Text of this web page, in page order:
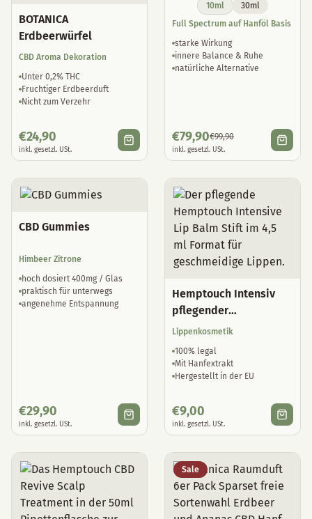
BOTANICA
Erdbeerwürfel
CBD Aroma Dekoration
Unter 0,2% THC
Fruchtiger Erdbeerduft
Nicht zum Verzehr
€24,90
inkl. gesetzl. USt.
10ml
30ml
Full Spectrum auf Hanföl Basis
starke Wirkung
innere Balance & Ruhe
natürliche Alternative
€79,90€99,90
inkl. gesetzl. USt.
CBD Gummies
Himbeer Zitrone
hoch dosiert 400mg / Glas
praktisch für unterwegs
angenehme Entspannung
€29,90
inkl. gesetzl. USt.
Hemptouch Intensiv
pflegender
Lippenbalsam
Lippenkosmetik
100% legal
Mit Hanfextrakt
Hergestellt in der EU
€9,00
inkl. gesetzl. USt.
Sale